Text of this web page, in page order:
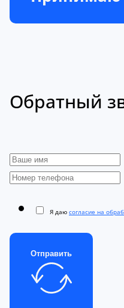
Обратный
Я даю согласие на
Отправить